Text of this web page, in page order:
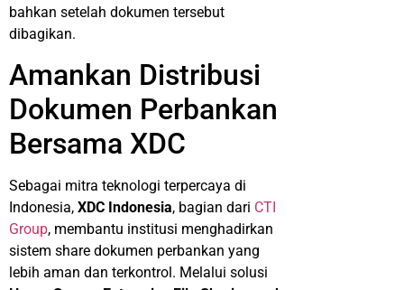
bahkan setelah dokumen tersebut
dibagikan.
Amankan Distribusi
Dokumen Perbankan
Bersama XDC
Sebagai mitra teknologi terpercaya di
Indonesia, XDC Indonesia, bagian dari CTI
Group, membantu institusi menghadirkan
sistem share dokumen perbankan yang
lebih aman dan terkontrol. Melalui solusi